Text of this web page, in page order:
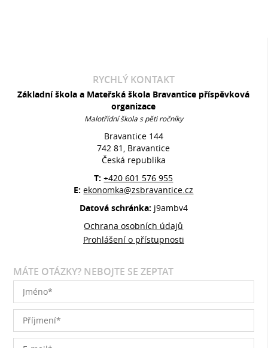
RYCHLÝ KONTAKT
Základní škola a Mateřská škola Bravantice příspěvková
organizace
Malotřídní škola s pěti ročníky
Bravantice 144
742 81, Bravantice
Česká republika
T:+420 601 576 955
E:ekonomka@zsbravantice.cz
Datová schránka: j9ambv4
Ochrana osobních údajů
Prohlášení o přístupnosti
MÁTE OTÁZKY? NEBOJTE SE ZEPTAT